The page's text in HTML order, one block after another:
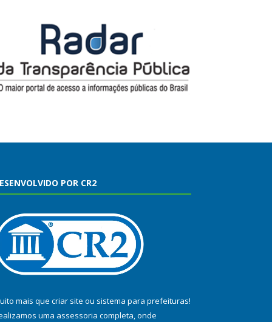
POR CR2
mais que criar site ou sistema para prefeituras!
uma assessoria completa, onde